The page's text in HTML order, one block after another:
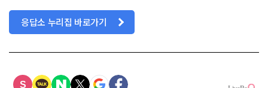
응답소 누리집 바로가기